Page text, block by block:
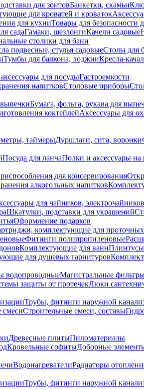
для зонтовБанкетки, скамьи
для кроватей и кроваток
для кухниТовары для безопасности
садаГамаки, шезлонгиКачели садовые
столики для бани
подвесные, стулья садовыеСтолы для
Тумбы для балкона, лоджииКресла-
для посудыГастроемкости
напитковСтоловые приборы
Бумага, фольга, рукава для
коктейлейАксессуары для
таймерыДуршлаги, сита, воронки
Посуда для ланчаПолки и аксессуары на
для консервирования
алкогольных напитков
для чайников, электрочайников
Шкатулки, подставки для украшений
Оформление подарков
комплектующие для
Фитинги полипропиленовые
Комплектующие для ваннПлинтусы
для душевых гарнитуров
водопроводныеМагистральные
защиты от протечекЛюки
Трубы, фитинги наружной
Строительные смеси, составы
Древесные плитыПиломатериалы
Кровельные софитыДоборные
ВодонагревателиРадиаторы
Трубы, фитинги наружной